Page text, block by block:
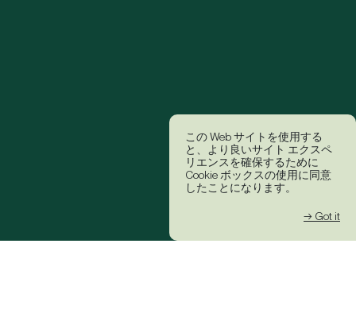
この Web サイトを使用する
と、より良いサイト エクスペ
リエンスを確保するために
Cookie ボックスの使用に同意
したことになります。
→ Got it